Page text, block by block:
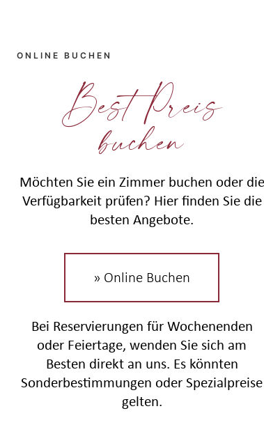
ONLINE BUCHEN
Best Preis
buchen
Möchten Sie ein Zimmer buchen oder die
Verfügbarkeit prüfen? Hier finden Sie die
besten Angebote.
» Online Buchen
Bei Reservierungen für Wochenenden
oder Feiertage, wenden Sie sich am
Besten direkt an uns. Es könnten
Sonderbestimmungen oder Spezialpreise
gelten.